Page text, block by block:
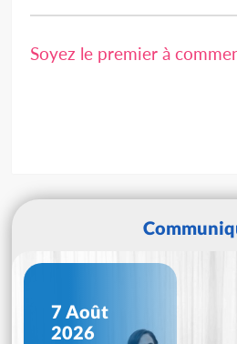
Soyez le premier à
7 Août
2026